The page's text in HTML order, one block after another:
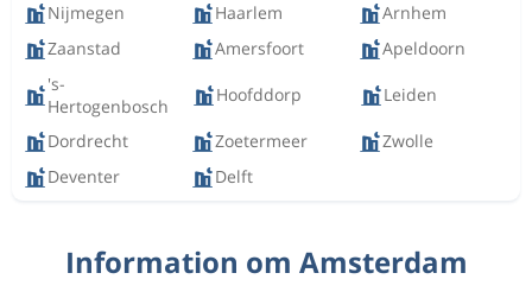
Nijmegen
Haarlem
Arnhem
Zaanstad
Amersfoort
Apeldoorn
's-
Hertogenbosch
Hoofddorp Leiden
Dordrecht Zoetermeer
Zwolle
Deventer
Delft
Information om Amsterdam